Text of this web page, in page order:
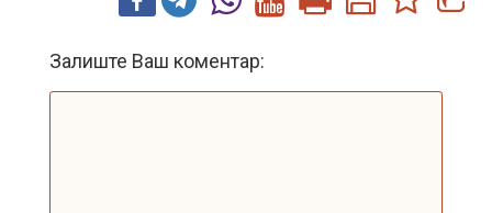
Залиште Ваш коментар: